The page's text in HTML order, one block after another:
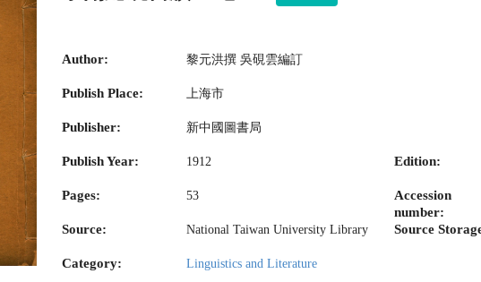
Author: 黎元洪撰 吳硯雲編訂
Publish Place: 上海市
Publisher: 新中國圖書局
Publish Year: 1912 Edition:
Pages: 53
Accession
number:
Source: National Taiwan University Library Source
Category: Linguistics and Literature